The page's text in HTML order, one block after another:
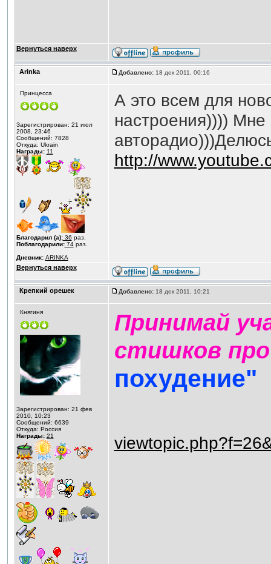
Вернуться наверх
Аrinka Добавлено:18 дек 2011, 00:16
Принцесса
Зарегистрирован: 21 июл
2008, 23:46
Сообщений: 7828
Откуда: Ukrain
Награды: 11
Благодарил (а):36 раз.
Поблагодарили:74раз.
Дневник: ARINKA
А это всем для
настроения)))) Мне
http://
Вернуться наверх
Крепкий орешек Добавлено:18 дек 2011, 10:21
Княгиня
Зарегистрирован: 21 фев
2010, 10:23
Сообщений: 6639
Откуда: Россия
Награды: 21
Принимай
стишков
похудение"